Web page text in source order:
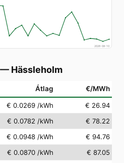
2026-08-10
— Hässleholm
Átlag €/MWh
€ 0.0269 /kWh
€ 26.94
€ 0.0782 /kWh
€ 78.22
€ 0.0948 /kWh
€ 94.76
€ 0.0870 /kWh
€ 87.05